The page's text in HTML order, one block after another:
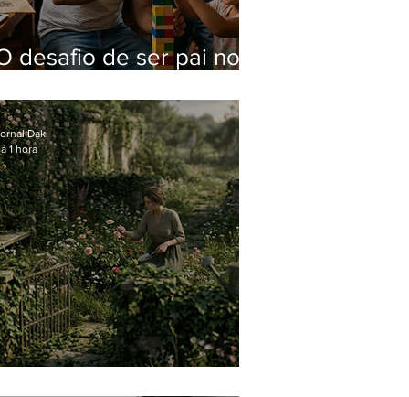
desafio de ser pai no
Daki
1 hora